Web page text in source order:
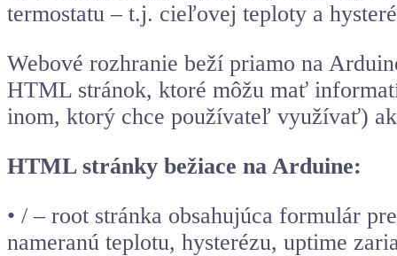
termostatu – t.j. cieľovej teploty a
Webové rozhranie beží priamo na
HTML stránok, ktoré môžu mať
inom, ktorý chce používateľ využívať)
HTML stránky bežiace na Arduine:
• / – root stránka obsahujúca formulár
nameranú teplotu, hysterézu, uptime